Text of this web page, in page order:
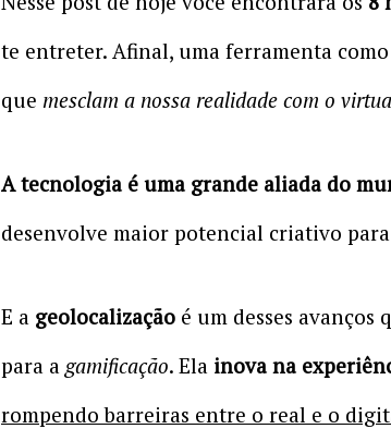
te entreter. Afinal, uma ferramenta
que mesclam a nossa realidade com o
A tecnologia é uma grande aliada do
desenvolve maior potencial criativo
E a geolocalização é um desses
para a gamificação. Ela inova na
rompendo barreiras entre o real e o